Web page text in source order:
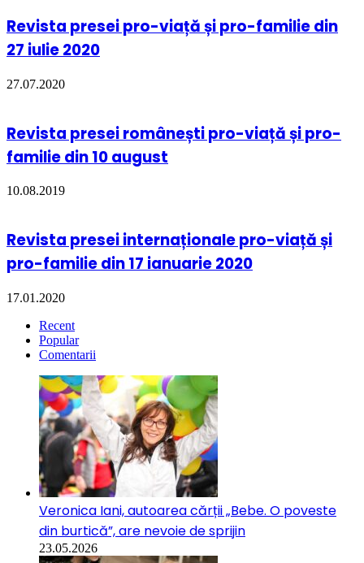
Revista presei pro-viață și pro-familie din
27 iulie 2020
27.07.2020
Revista presei românești pro-viață și pro-
familie din 10 august
10.08.2019
Revista presei internaționale pro-viață și
pro-familie din 17 ianuarie 2020
17.01.2020
Recent
Popular
Comentarii
Veronica Iani, autoarea cărții „Bebe. O poveste
din burtică”, are nevoie de sprijin
23.05.2026